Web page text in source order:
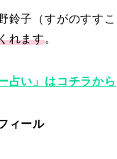
鈴子（すがのすす
れます。
占い」はコチラから
ィール